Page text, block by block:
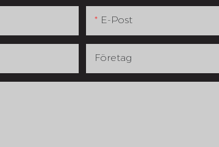
E-Post
Företag